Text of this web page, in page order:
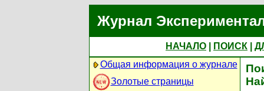
Журнал
НАЧАЛО ПОИСК
Общая информация о журнале
Золотые страницы